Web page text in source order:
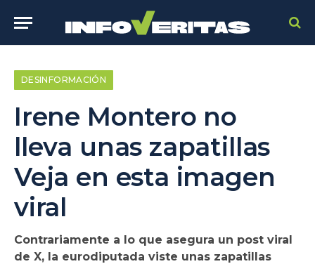
DESINFORMACIÓN
Irene Montero no
lleva unas zapatillas
Veja en esta imagen
viral
Contrariamente a lo que asegura un post viral
de X, la eurodiputada viste unas zapatillas